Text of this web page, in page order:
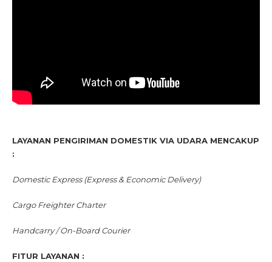
LAYANAN PENGIRIMAN DOMESTIK VIA UDARA MENCAKUP
:
Domestic Express (Express & Economic Delivery)
Cargo Freighter Charter
Handcarry / On-Board Courier
FITUR LAYANAN :